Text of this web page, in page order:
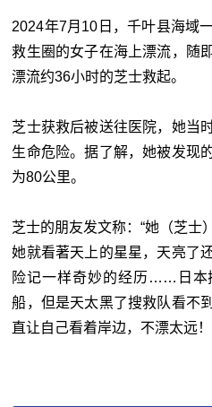
2024年7月10日，千叶县海域
救生圈的女子在海上漂流，随
漂流约36小时的芝士救起。
芝士获救后被送往医院，她当
生命危险。据了解，她被发现
为80公里。
芝士的朋友发文称：“她（芝士
她就看著天上的星星，天亮了
险记一样奇妙的经历……日本
船，但是天太黑了搜救队看不
直让自己看着岸边，不漂太远！